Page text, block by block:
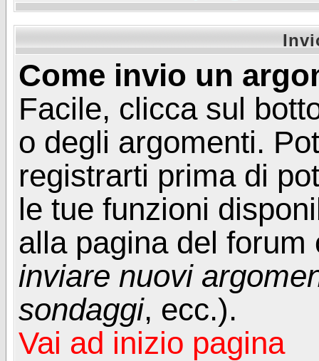
Come invio un
Facile, clicca sul
o degli argomenti.
registrarti prima di
le tue funzioni
alla pagina del
inviare nuovi
sondaggi, ecc.).
Vai ad inizio pagina